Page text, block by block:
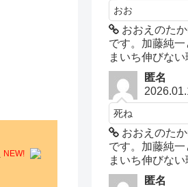
NEW!
おお
おおえのた
です。加藤純
まいち伸びない
匿名
死ね
おおえのた
です。加藤純
まいち伸びない
匿名